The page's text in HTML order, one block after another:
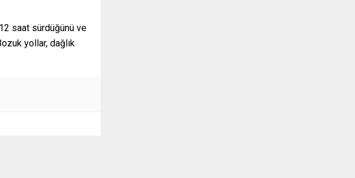
saat sürdüğünü ve
yollar, dağlık